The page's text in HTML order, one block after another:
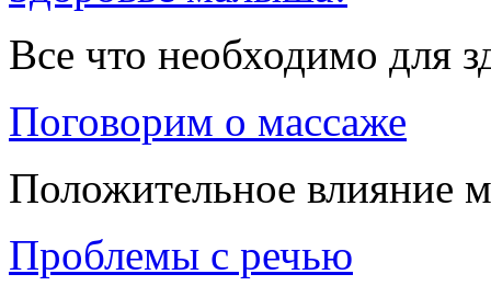
Все что необходимо для
Поговорим о массаже
Положительное влияние
Проблемы с речью